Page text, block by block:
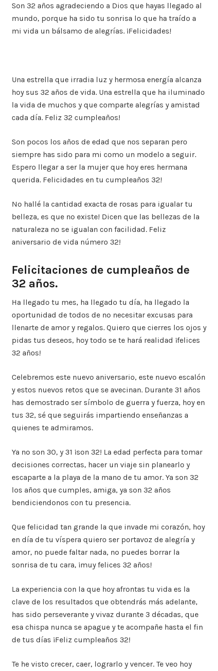
Son 32 años agradeciendo a Dios que hayas llegado al
mundo, porque ha sido tu sonrisa lo que ha traído a
mi vida un bálsamo de alegrías. ¡Felicidades!
Una estrella que irradia luz y hermosa energía alcanza
hoy sus 32 años de vida. Una estrella que ha iluminado
la vida de muchos y que comparte alegrías y amistad
cada día. Feliz 32 cumpleaños!
Son pocos los años de edad que nos separan pero
siempre has sido para mi como un modelo a seguir.
Espero llegar a ser la mujer que hoy eres hermana
querida. Felicidades en tu cumpleaños 32!
No hallé la cantidad exacta de rosas para igualar tu
belleza, es que no existe! Dicen que las bellezas de la
naturaleza no se igualan con facilidad. Feliz
aniversario de vida número 32!
Felicitaciones de cumpleaños de
32 años.
Ha llegado tu mes, ha llegado tu día, ha llegado la
oportunidad de todos de no necesitar excusas para
llenarte de amor y regalos. Quiero que cierres los ojos y
pidas tus deseos, hoy todo se te hará realidad ¡felices
32 años!
Celebremos este nuevo aniversario, este nuevo escalón
y estos nuevos retos que se avecinan. Durante 31 años
has demostrado ser símbolo de guerra y fuerza, hoy en
tus 32, sé que seguirás impartiendo enseñanzas a
quienes te admiramos.
Ya no son 30, y 31 ¡son 32! La edad perfecta para tomar
decisiones correctas, hacer un viaje sin planearlo y
escaparte a la playa de la mano de tu amor. Ya son 32
los años que cumples, amiga, ya son 32 años
bendiciendonos con tu presencia.
Que felicidad tan grande la que invade mi corazón, hoy
en día de tu víspera quiero ser portavoz de alegría y
amor, no puede faltar nada, no puedes borrar la
sonrisa de tu cara, ¡muy felices 32 años!
La experiencia con la que hoy afrontas tu vida es la
clave de los resultados que obtendrás más adelante,
has sido perseverante y vivaz durante 3 décadas, que
esa chispa nunca se apague y te acompañe hasta el fin
de tus días ¡Feliz cumpleaños 32!
Te he visto crecer, caer, lograrlo y vencer. Te veo hoy